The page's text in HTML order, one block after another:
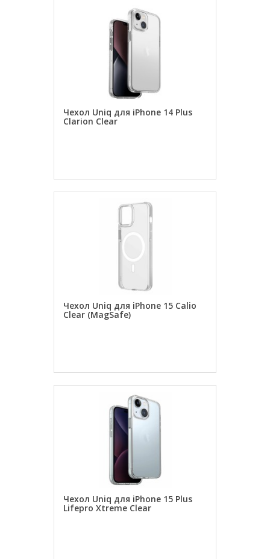
Чехол Uniq для iPhone 14 Plus
Clarion Clear
Чехол Uniq для iPhone 15 Calio
Clear (MagSafe)
Чехол Uniq для iPhone 15 Plus
Lifepro Xtreme Clear